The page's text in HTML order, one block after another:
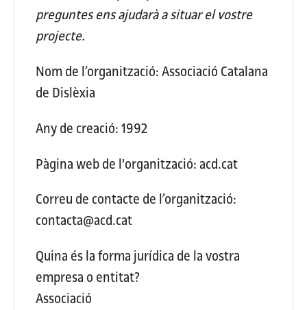
preguntes ens ajudarà a situar el vostre
projecte.
Nom de l’organització:Associació Catalana
de Dislèxia
Any de creació:1992
Pàgina web de l'organització:acd.cat
Correu de contacte de l’organització:
contacta@acd.cat
Quina és la forma jurídica de la vostra
empresa o entitat?
Associació